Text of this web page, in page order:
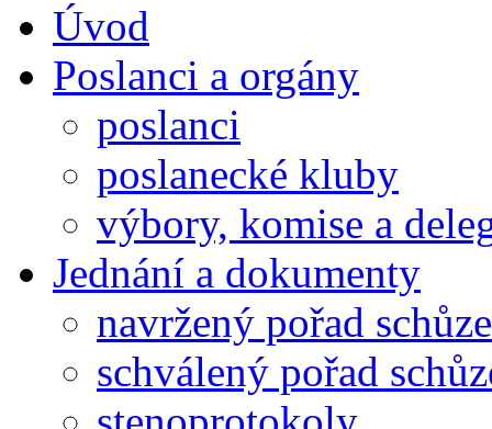
Úvod
Poslanci a orgány
poslanci
poslanecké kluby
výbory, komise a
Jednání a dokumenty
navržený pořad schůze
schválený pořad